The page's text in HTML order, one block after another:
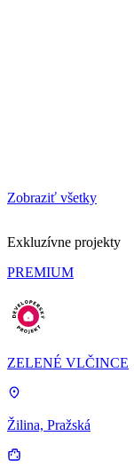
Zobraziť všetky
Exkluzívne projekty
PREMIUM
ZELENÉ VLČINCE
Žilina, Pražská